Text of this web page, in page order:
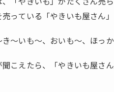
っている「やきいも屋さん
き～いも～、おいも～、ほっ
聞こえたら、「やきいも屋さ